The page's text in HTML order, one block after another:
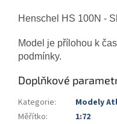
Henschel HS 100N -
Model je přílohou k
podmínky.
Doplňkové
Kategorie:
Modely
Měřítko:
1:72